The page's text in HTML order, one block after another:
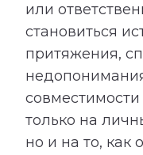
или
становиться
притяжения,
только на
но и на то, как